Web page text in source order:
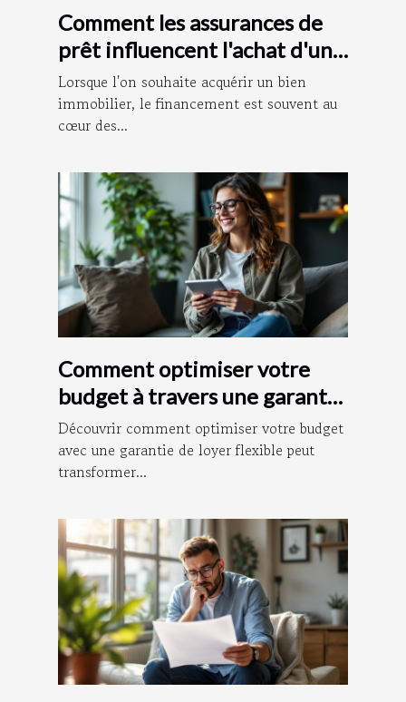
Comment les assurances de
prêt influencent l'achat d'un
bien immobilier ?
Lorsque l'on souhaite acquérir un bien
immobilier, le financement est souvent au
cœur des...
Comment optimiser votre
budget à travers une garantie
de loyer flexible ?
Découvrir comment optimiser votre budget
avec une garantie de loyer flexible peut
transformer...